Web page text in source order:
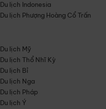
Du lịch Indonesia
Du lịch Phượng Hoàng Cổ Trấn
Du lịch Mỹ
Du lịch Thổ Nhĩ Kỳ
Du lịch Bỉ
Du lịch Nga
Du lịch Pháp
Du lịch Ý